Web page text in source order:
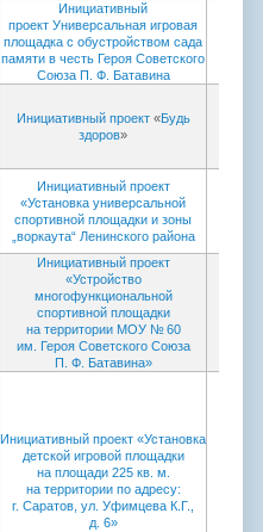
Инициативный
проект Универсальная игровая
площадка с обустройством сада
памяти в честь Героя Советского
Союза П. Ф. Батавина
Инициативный проект «Будь
здоров»
Инициативный проект
«Установка универсальной
спортивной площадки и зоны
„воркаута“ Ленинского района
Инициативный проект
«Устройство
многофункциональной
спортивной площадки
на территории МОУ № 60
им. Героя Советского Союза
П. Ф. Батавина»
Инициативный проект «Установка
детской игровой площадки
на площади 225 кв. м.
на территории по адресу:
г. Саратов, ул. Уфимцева К.Г.,
д. 6»